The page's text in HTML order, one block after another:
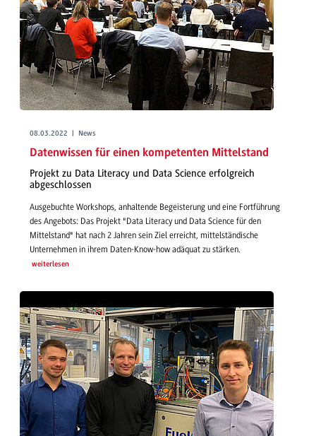
08.03.2022 | News
Datenwissen für einen kompetenten Mittelstand
Projekt zu Data Literacy und Data Science erfolgreich
abgeschlossen
Ausgebuchte Workshops, anhaltende Begeisterung und eine Fortführung
des Angebots: Das Projekt "Data Literacy und Data Science für den
Mittelstand" hat nach 2 Jahren sein Ziel erreicht, mittelständische
Unternehmen in ihrem Daten-Know-how adäquat zu stärken.
weiterlesen